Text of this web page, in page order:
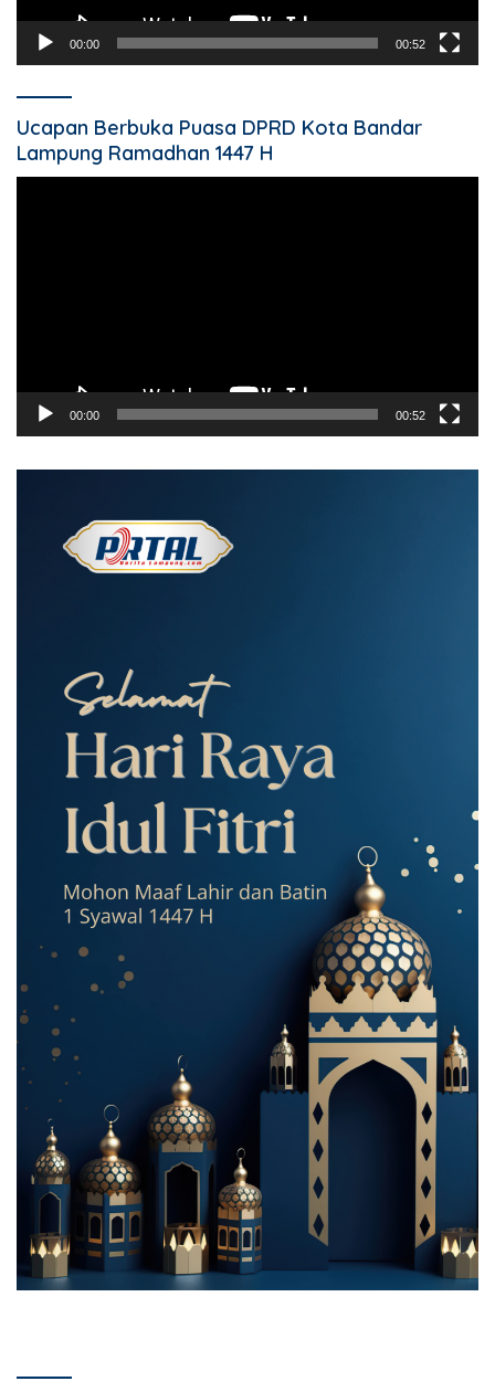
00:00 00:52
Ucapan Berbuka Puasa DPRD Kota Bandar
Lampung Ramadhan 1447 H
00:00 00:52